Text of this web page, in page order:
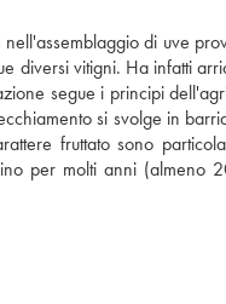
di uve
diversi vitigni. Ha infatti
segue i principi
si svolge in
fruttato sono
per molti anni (almeno